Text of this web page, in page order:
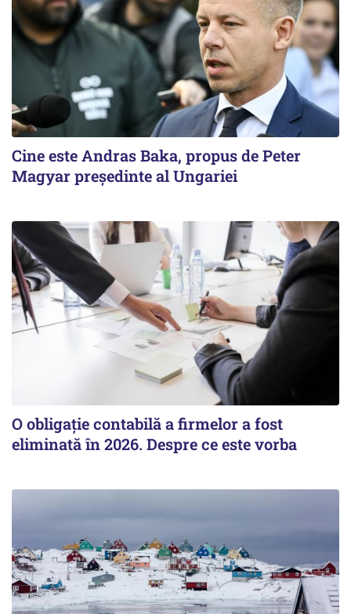
Cine este Andras Baka, propus de Peter
Magyar președinte al Ungariei
O obligație contabilă a firmelor a fost
eliminată în 2026. Despre ce este vorba